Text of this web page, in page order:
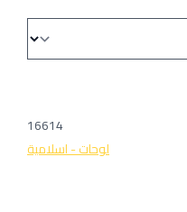
16614
لوحات - اسلامية